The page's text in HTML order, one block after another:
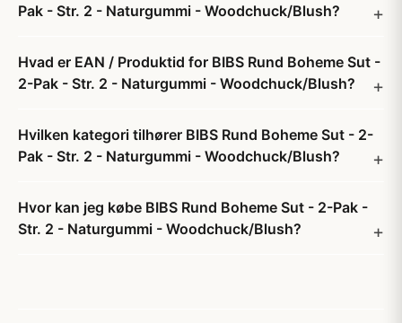
Pak - Str. 2 - Naturgummi - Woodchuck/Blush?
Hvad er EAN / Produktid for BIBS Rund Boheme Sut -
2-Pak - Str. 2 - Naturgummi - Woodchuck/Blush?
Hvilken kategori tilhører BIBS Rund Boheme Sut - 2-
Pak - Str. 2 - Naturgummi - Woodchuck/Blush?
Hvor kan jeg købe BIBS Rund Boheme Sut - 2-Pak -
Str. 2 - Naturgummi - Woodchuck/Blush?